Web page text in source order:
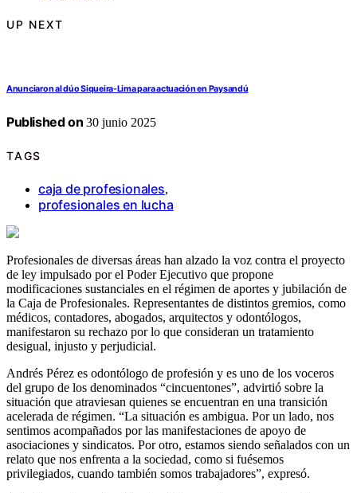
UP NEXT
Anunciaron al dúo Siqueira-Lima para actuación en Paysandú
Published on 30 junio 2025
TAGS
caja de profesionales,
profesionales en lucha
Profesionales de diversas áreas han alzado la voz contra el proyecto
de ley impulsado por el Poder Ejecutivo que propone
modificaciones sustanciales en el régimen de aportes y jubilación de
la Caja de Profesionales. Representantes de distintos gremios, como
médicos, contadores, abogados, arquitectos y odontólogos,
manifestaron su rechazo por lo que consideran un tratamiento
desigual, injusto y perjudicial.
Andrés Pérez es odontólogo de profesión y es uno de los voceros
del grupo de los denominados “cincuentones”, advirtió sobre la
situación que atraviesan quienes se encuentran en una transición
acelerada de régimen. “La situación es ambigua. Por un lado, nos
sentimos acompañados por las manifestaciones de apoyo de
asociaciones y sindicatos. Por otro, estamos siendo señalados con un
relato que nos enfrenta a la sociedad, como si fuésemos
privilegiados, cuando también somos trabajadores”, expresó.